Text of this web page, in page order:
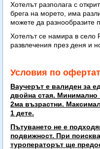
Хотелът разполага с
брега на морето, има
можете да разнообразите
Хотелът се намира в село
развлечения през деня и
Условия по
Ваучерът е валиден за
двойна стая. Минимално
2ма възрастни.
1 дете.
Пътуването не е
подвижност. При
туроператорът ще